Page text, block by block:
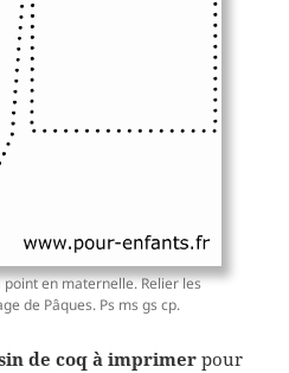
en maternelle. Relier les
de Pâques. Ps ms gs cp.
de coq à imprimer pour